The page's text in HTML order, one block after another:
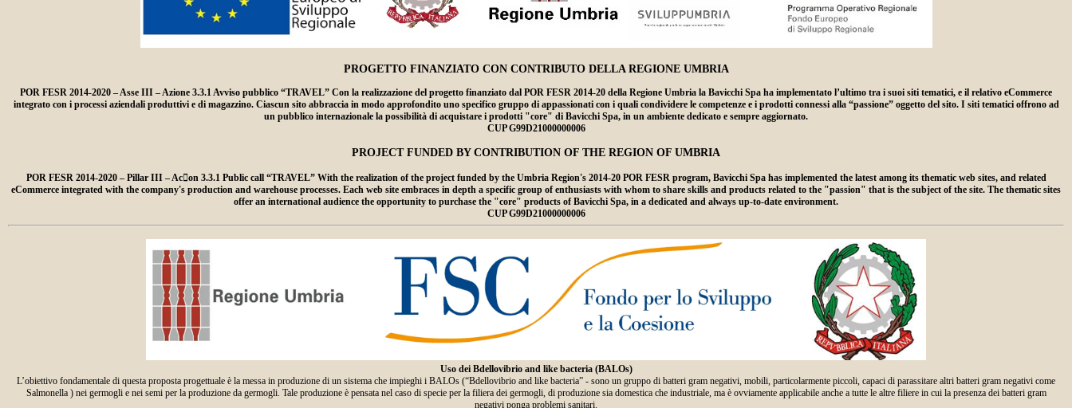
PROGETTO FINANZIATO CON CONTRIBUTO DELLA REGIONE UMBRIA
POR FESR 2014-2020 – Asse III – Azione 3.3.1 Avviso pubblico “TRAVEL” Con la realizzazione del progetto finanziato dal POR FESR 2014-20 della Regione Umbria la Bavicchi Spa ha implementato l’ultimo tra i suoi siti tematici, e il relativo eCommerce
integrato con i processi aziendali produttivi e di magazzino. Ciascun sito abbraccia in modo approfondito uno specifico gruppo di appassionati con i quali condividere le competenze e i prodotti connessi alla “passione” oggetto del sito. I siti tematici offrono ad
un pubblico internazionale la possibilità di acquistare i prodotti "core" di Bavicchi Spa, in un ambiente dedicato e sempre aggiornato.
CUP G99D21000000006
PROJECT FUNDED BY CONTRIBUTION OF THE REGION OF UMBRIA
POR FESR 2014-2020 – Pillar III – Ac􀆟on 3.3.1 Public call “TRAVEL” With the realization of the project funded by the Umbria Region's 2014-20 POR FESR program, Bavicchi Spa has implemented the latest among its thematic web sites, and related
eCommerce integrated with the company's production and warehouse processes. Each web site embraces in depth a specific group of enthusiasts with whom to share skills and products related to the "passion" that is the subject of the site. The thematic sites
offer an international audience the opportunity to purchase the "core" products of Bavicchi Spa, in a dedicated and always up-to-date environment.
CUP G99D21000000006
Uso dei Bdellovibrio and like bacteria (BALOs)
L’obiettivo fondamentale di questa proposta progettuale è la messa in produzione di un sistema che impieghi i BALOs (“Bdellovibrio and like bacteria” - sono un gruppo di batteri gram negativi, mobili, particolarmente piccoli, capaci di parassitare altri batteri gram negativi come
Salmonella ) nei germogli e nei semi per la produzione da germogli. Tale produzione è pensata nel caso di specie per la filiera dei germogli, di produzione sia domestica che industriale, ma è ovviamente applicabile anche a tutte le altre filiere in cui la presenza dei batteri gram
negativi ponga problemi sanitari.